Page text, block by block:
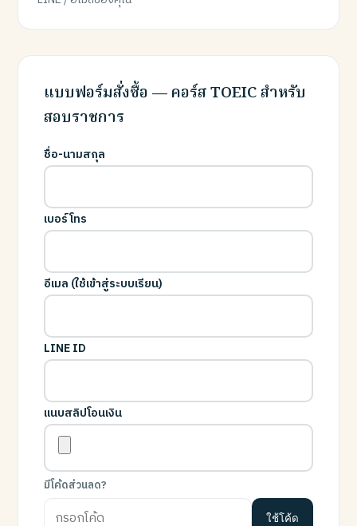
แบบฟอร์มสั่งซื้อ — คอร์ส TOEIC สำหรับ
สอบราชการ
ชื่อ-นามสกุล
เบอร์โทร
อีเมล (ใช้เข้าสู่ระบบเรียน)
LINE ID
แนบสลิปโอนเงิน
มีโค้ดส่วนลด?
ใช้โค้ด